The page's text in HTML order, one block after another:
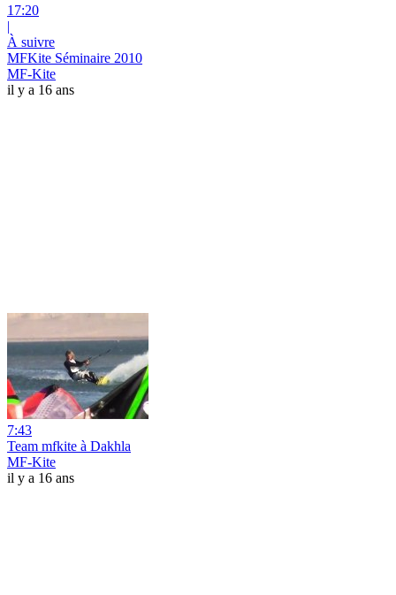
17:20
|
À suivre
MFKite Séminaire 2010
MF-Kite
il y a 16 ans
7:43
Team mfkite à Dakhla
MF-Kite
il y a 16 ans